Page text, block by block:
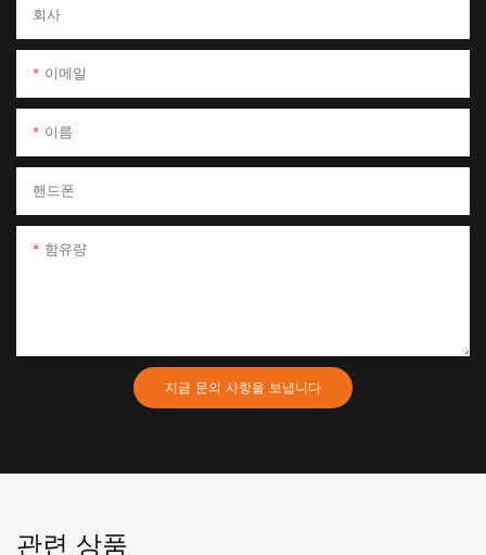
회사
이메일
이름
핸드폰
함유량
지금 문의 사항을 보냅니다
관련 상품